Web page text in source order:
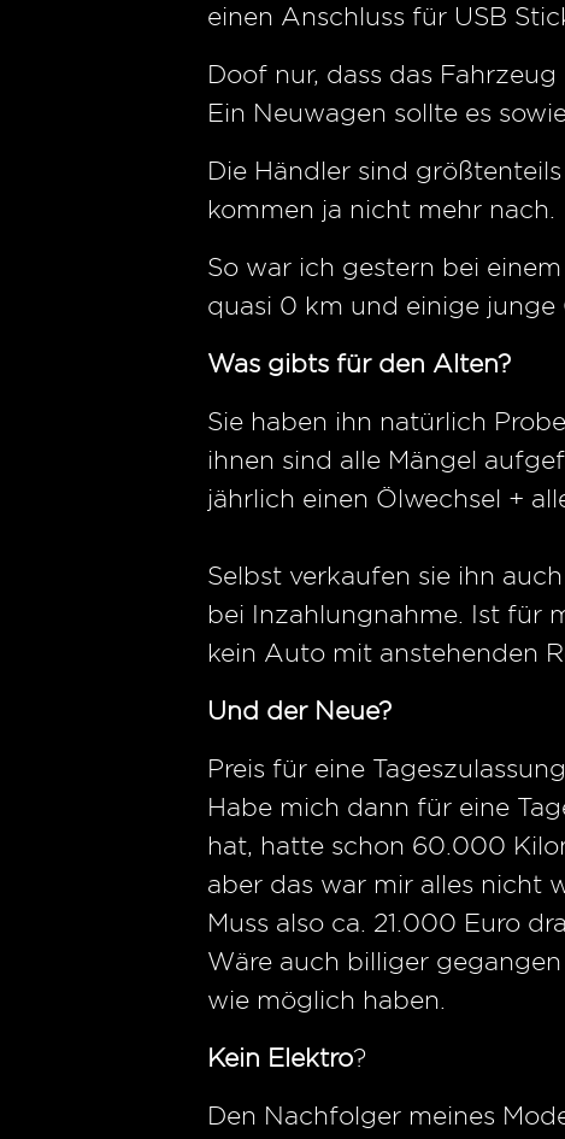
einen Anschluss für USB
Doof nur, dass das
Ein Neuwagen sollte es
Die Händler sind
kommen ja nicht mehr nach.
So war ich gestern bei
quasi 0 km und einige
Was gibts für den Alten?
Sie haben ihn natürlich
ihnen sind alle Mängel
jährlich einen Ölwechsel +
Selbst verkaufen sie ihn
bei Inzahlungnahme. Ist für
kein Auto mit anstehenden
Und der Neue?
Preis für eine
Habe mich dann für eine
hat, hatte schon 60.000
aber das war mir alles nicht
Muss also ca. 21.000 Euro
Wäre auch billiger
wie möglich haben.
Kein Elektro?
Den Nachfolger meines